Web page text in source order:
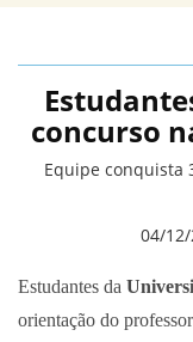
concurso
Equipe conquista
04/
Estudantes da
orientação do